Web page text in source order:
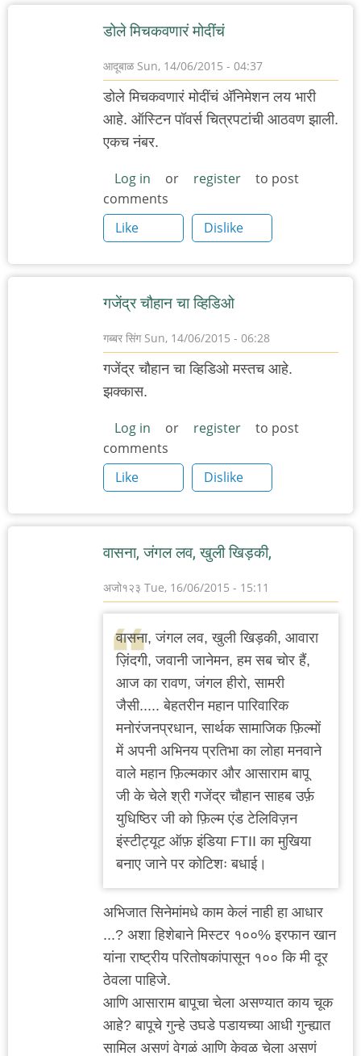
डोले मिचकवणारं मोदींचं
आदूबाळSun, 14/06/2015 - 04:37
डोले मिचकवणारं मोदींचं अ‍ॅनिमेशन लय भारी
आहे. ऑस्टिन पॉवर्स चित्रपटांची आठवण झाली.
एकच नंबर.
Log in or register
to post
comments
Like
Dislike
गजेंद्र चौहान चा व्हिडिओ
गब्बर सिंगSun, 14/06/2015 - 06:28
गजेंद्र चौहान चा व्हिडिओ मस्तच आहे.
झक्कास.
Log in or register
to post
comments
Like
Dislike
वासना, जंगल लव, खुली खिड़की,
अजो१२३ Tue, 16/06/2015 - 15:11
वासना, जंगल लव, खुली खिड़की, आवारा
ज़िंदगी, जवानी जानेमन, हम सब चोर हैं,
आज का रावण, जंगल हीरो, सामरी
जैसी..... बेहतरीन महान पारिवारिक
मनोरंजनप्रधान, सार्थक सामाजिक फ़िल्मों
में अपनी अभिनय प्रतिभा का लोहा मनवाने
वाले महान फ़िल्मकार और आसाराम बापू
जी के चेले श्री गजेंद्र चौहान साहब उर्फ़
युधिष्ठिर जी को फ़िल्म एंड टेलिविज़न
इंस्टीट्यूट ऑफ़ इंडिया FTII का मुखिया
बनाए जाने पर कोटिशः बधाई।
अभिजात सिनेमांमधे काम केलं नाही हा आधार
...? अशा हिशेबाने मिस्टर १००% इरफान खान
यांना राष्ट्रीय परितोषकांपासून १०० कि मी दूर
ठेवला पाहिजे.
आणि आसाराम बापूचा चेला असण्यात काय चूक
आहे? बापूचे गुन्हे उघडे पडायच्या आधी गुन्ह्यात
सामिल असणं वेगळं आणि केवळ चेला असणं